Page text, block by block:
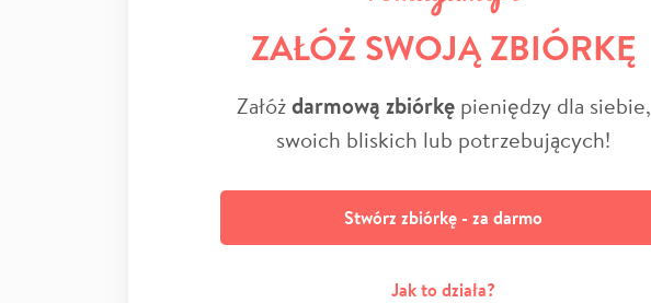
ZAŁÓŻ SWOJĄ ZBIÓRKĘ
Załóżdarmową zbiórkępieniędzy dla siebie,
swoich bliskich lub potrzebujących!
Stwórz zbiórkę - za darmo
Jak to działa?